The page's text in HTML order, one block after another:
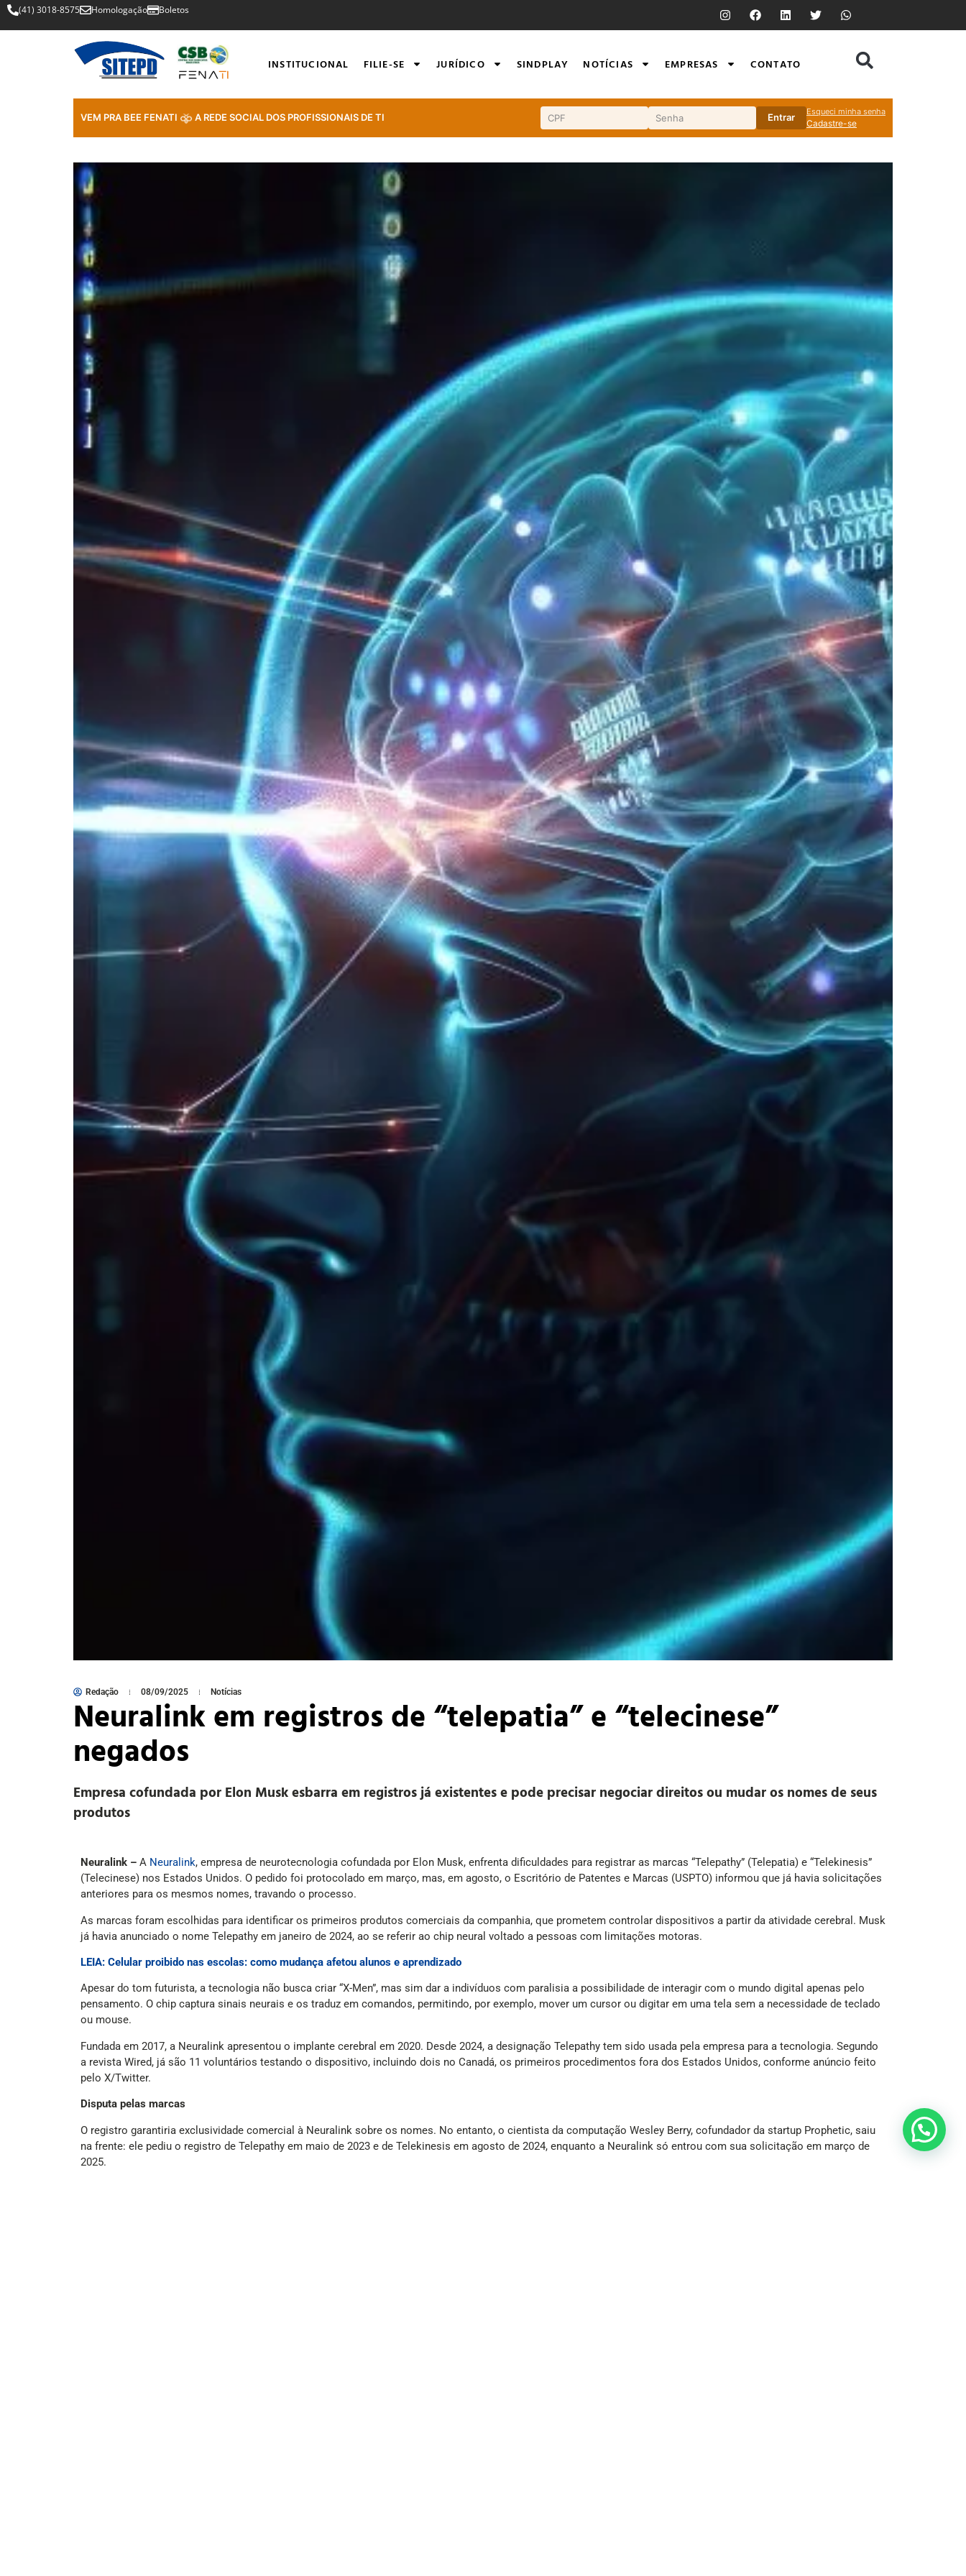
(41) 3018-8575 Homologação Boletos
INSTITUCIONAL FILIE-SE JURÍDICO SINDPLAY NOTÍCIAS EMPRESAS CONTATO
VEM PRA BEE FENATI A REDE SOCIAL DOS PROFISSIONAIS DE TI Entrar
Esqueci minha senha
Cadastre-se
Redação 08/09/2025 Notícias
Neuralink em registros de “telepatia” e “telecinese”
negados
Empresa cofundada por Elon Musk esbarra em registros já existentes e pode precisar negociar direitos ou mudar os nomes de seus
produtos
Neuralink – A Neuralink, empresa de neurotecnologia cofundada por Elon Musk, enfrenta dificuldades para registrar as marcas “Telepathy” (Telepatia) e “Telekinesis”
(Telecinese) nos Estados Unidos. O pedido foi protocolado em março, mas, em agosto, o Escritório de Patentes e Marcas (USPTO) informou que já havia solicitações
anteriores para os mesmos nomes, travando o processo.
As marcas foram escolhidas para identificar os primeiros produtos comerciais da companhia, que prometem controlar dispositivos a partir da atividade cerebral. Musk
já havia anunciado o nome Telepathy em janeiro de 2024, ao se referir ao chip neural voltado a pessoas com limitações motoras.
LEIA: Celular proibido nas escolas: como mudança afetou alunos e aprendizado
Apesar do tom futurista, a tecnologia não busca criar “X-Men”, mas sim dar a indivíduos com paralisia a possibilidade de interagir com o mundo digital apenas pelo
pensamento. O chip captura sinais neurais e os traduz em comandos, permitindo, por exemplo, mover um cursor ou digitar em uma tela sem a necessidade de teclado
ou mouse.
Fundada em 2017, a Neuralink apresentou o implante cerebral em 2020. Desde 2024, a designação Telepathy tem sido usada pela empresa para a tecnologia. Segundo
a revista Wired, já são 11 voluntários testando o dispositivo, incluindo dois no Canadá, os primeiros procedimentos fora dos Estados Unidos, conforme anúncio feito
pelo X/Twitter.
Disputa pelas marcas
O registro garantiria exclusividade comercial à Neuralink sobre os nomes. No entanto, o cientista da computação Wesley Berry, cofundador da startup Prophetic, saiu
na frente: ele pediu o registro de Telepathy em maio de 2023 e de Telekinesis em agosto de 2024, enquanto a Neuralink só entrou com sua solicitação em março de
2025.